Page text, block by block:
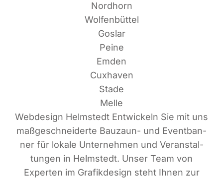
Nordhorn
Wolfenbüttel
Goslar
Peine
Emden
Cuxhaven
Stade
Melle
Web­de­sign Helm­stedt Ent­wi­ckeln Sie mit uns
maß­ge­schnei­der­te Bau­zaun- und Event­ban­
ner für loka­le Unter­neh­men und Ver­an­stal­
tun­gen in Helm­stedt. Unser Team von
Exper­ten im Gra­fik­de­sign steht Ihnen zur